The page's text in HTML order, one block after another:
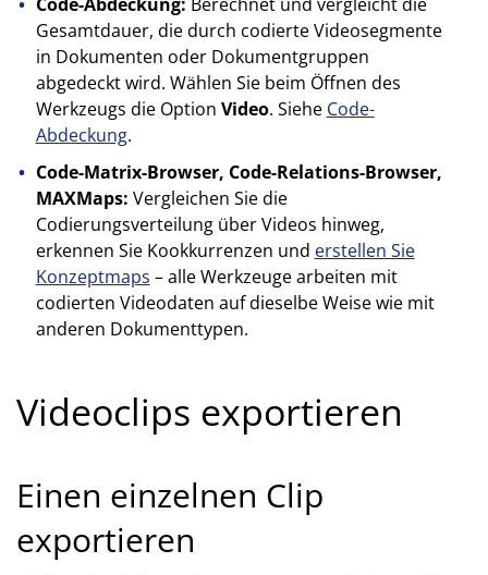
Gesamtdauer, die durch codierte Videosegmente
in Dokumenten oder Dokumentgruppen
abgedeckt wird. Wählen Sie beim Öffnen des
Werkzeugs die Option Video. Siehe Code-
Abdeckung.
Code-Matrix-Browser, Code-Relations-Browser,
MAXMaps: Vergleichen Sie die
Codierungsverteilung über Videos hinweg,
erkennen Sie Kookkurrenzen und erstellen Sie
Konzeptmaps – alle Werkzeuge arbeiten mit
codierten Videodaten auf dieselbe Weise wie mit
anderen Dokumenttypen.
Videoclips exportieren
Einen einzelnen Clip
exportieren